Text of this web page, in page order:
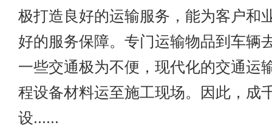
极打造良好的运输服务，能为客户和
好的服务保障。专门运输物品到车辆
一些交通极为不便，现代化的交通运
程设备材料运至施工现场。因此，成
设......